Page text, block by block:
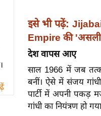
इसे भी पढ़ें:
Empire की 'असली
देश वापस आए
साल 1966 में जब
बनीं। ऐसे में संजय
पार्टी में अपनी पकड़
गांधी का नियंत्रण हो